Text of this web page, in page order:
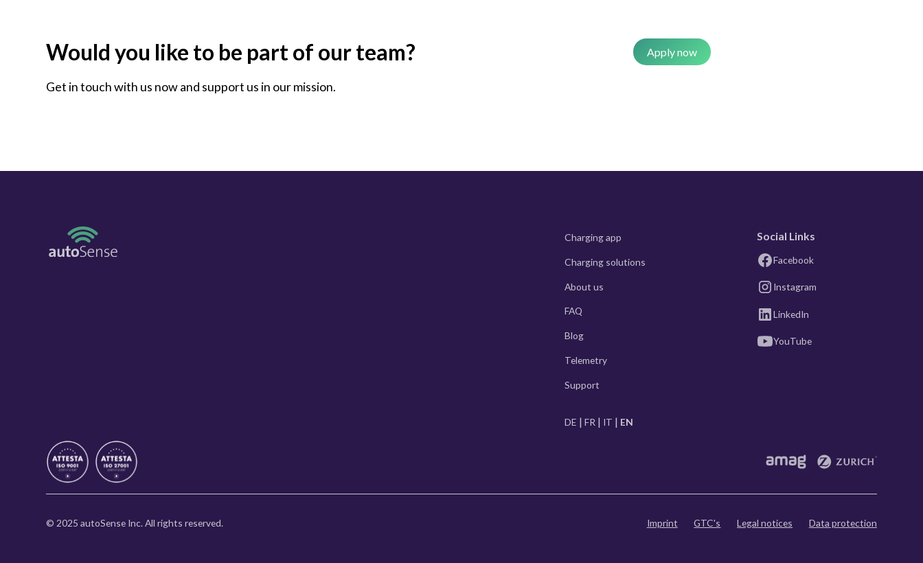
Would you like to be part of our team?
Get in touch with us now and support us in our mission.
Apply now
Charging app
Charging solutions
About us
FAQ
Blog
Telemetry
Support
DE FR IT EN
Social Links
Facebook
Instagram
LinkedIn
YouTube
© 2025 autoSense Inc. All rights reserved. Imprint GTC's Legal notices Data protection